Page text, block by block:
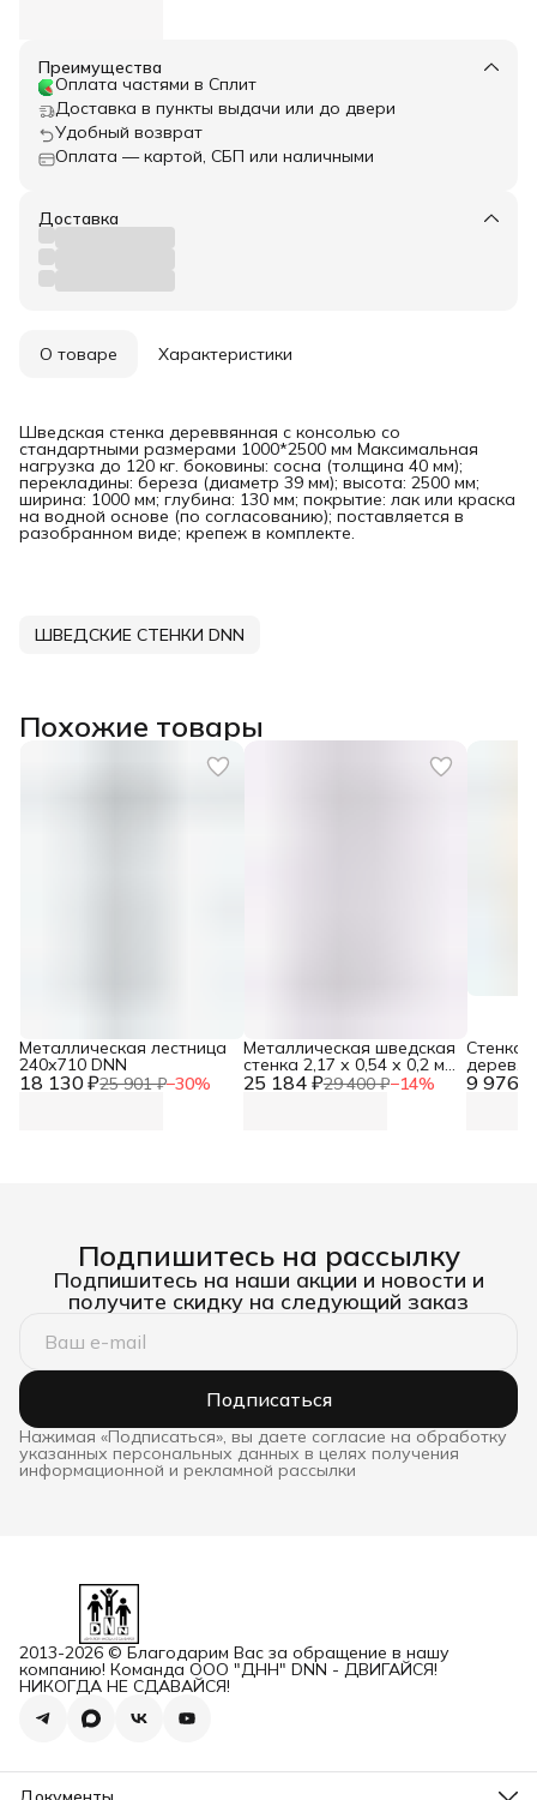
Преимущества
Оплата частями в Сплит
Доставка в пункты выдачи или до двери
Удобный возврат
Оплата — картой, СБП или наличными
Доставка
О товаре Характеристики
Шведская стенка дереввянная с консолью со
стандартными размерами 1000*2500 мм Максимальная
нагрузка до 120 кг. боковины: сосна (толщина 40 мм);
перекладины: береза (диаметр 39 мм); высота: 2500 мм;
ширина: 1000 мм; глубина: 130 мм; покрытие: лак или краска
на водной основе (по согласованию); поставляется в
разобранном виде; крепеж в комплекте.
ШВЕДСКИЕ СТЕНКИ DNN
Похожие товары
18 130 ₽25 901 ₽−30%
Металлическая лестница
240х710 DNN
25 184 ₽29 400 ₽−14%
Металлическая шведская
стенка 2,17 х 0,54 х 0,2 м с
турником DNN 9 976 ₽
Стенка
дерев.
Подпишитесь на рассылку
Подпишитесь на наши акции и новости и
получите скидку на следующий заказ
Подписаться
Нажимая «Подписаться», вы даете согласие на обработку
указанных персональных данных в целях получения
информационной и рекламной рассылки
2013-2026 © Благодарим Вас за обращение в нашу
компанию! Команда ООО "ДНН" DNN - ДВИГАЙСЯ!
НИКОГДА НЕ СДАВАЙСЯ!